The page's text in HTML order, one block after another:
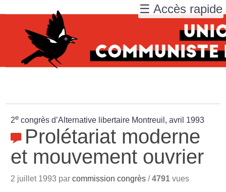
2e congrès d’Alternative libertaire Montreuil, avril 1993
Prolétariat moderne
et mouvement ouvrier
2 juillet 1993 parcommission congrès /4791 vues
☰ Accès rapide